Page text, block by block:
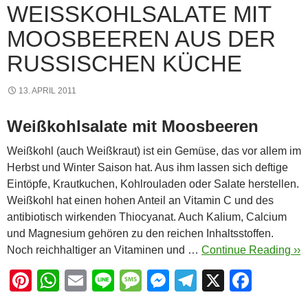
WEISSKOHLSALATE MIT M
OOSBEEREN AUS DER R
USSISCHEN KÜCHE
13. APRIL 2011
Weißkohlsalate mit Moosbeeren
Weißkohl (auch Weißkraut) ist ein Gemüse, das vor allem im
Herbst und Winter Saison hat. Aus ihm lassen sich deftige
Eintöpfe, Krautkuchen, Kohlrouladen oder Salate herstellen.
Weißkohl hat einen hohen Anteil an Vitamin C und des
antibiotisch wirkenden Thiocyanat. Auch Kalium, Calcium
und Magnesium gehören zu den reichen Inhaltsstoffen.
Noch reichhaltiger an Vitaminen und … Continue Reading ››
Pi W E
Li
M M T
X